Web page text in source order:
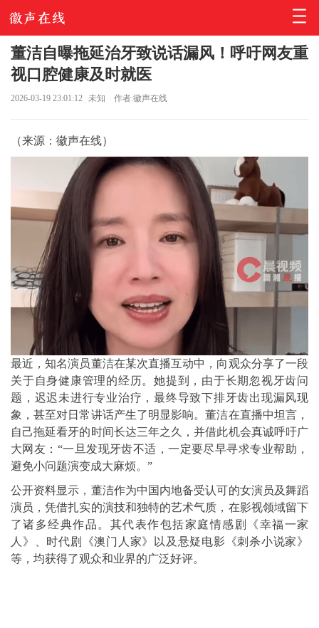
董洁自曝拖延治牙致说话漏风！呼吁网友重
视口腔健康及时就医
2026-03-19 23:01:12 未知 作者:徽声在线
（来源：徽声在线）
最近，知名演员董洁在某次直播互动中，向观众分享了一段
关于自身健康管理的经历。她提到，由于长期忽视牙齿问
题，迟迟未进行专业治疗，最终导致下排牙齿出现漏风现
象，甚至对日常讲话产生了明显影响。董洁在直播中坦言，
自己拖延看牙的时间长达三年之久，并借此机会真诚呼吁广
大网友：“一旦发现牙齿不适，一定要尽早寻求专业帮助，
避免小问题演变成大麻烦。”
公开资料显示，董洁作为中国内地备受认可的女演员及舞蹈
演员，凭借扎实的演技和独特的艺术气质，在影视领域留下
了诸多经典作品。其代表作包括家庭情感剧《幸福一家
人》、时代剧《澳门人家》以及悬疑电影《刺杀小说家》
等，均获得了观众和业界的广泛好评。